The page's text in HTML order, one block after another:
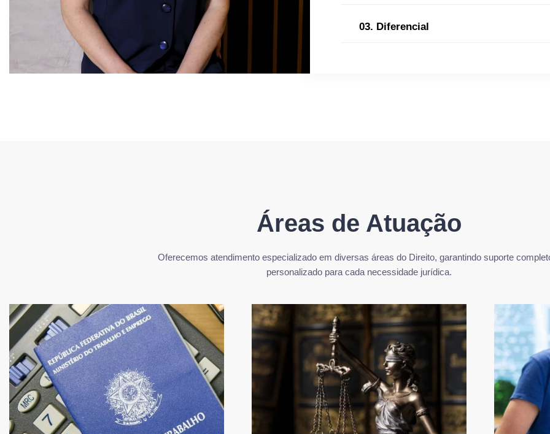
03. Diferencial
Áreas de Atuação
Oferecemos atendimento especializado em diversas áreas do Direito, garantindo suporte
personalizado para cada necessidade jurídica.